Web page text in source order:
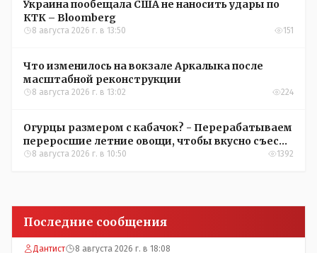
Украина пообещала США не наносить удары по
КТК – Bloomberg
8 августа 2026 г. в 13:50 151
Что изменилось на вокзале Аркалыка после
масштабной реконструкции
8 августа 2026 г. в 13:02 224
Огурцы размером с кабачок? - Перерабатываем
переросшие летние овощи, чтобы вкусно съесть
зимой
8 августа 2026 г. в 10:50 1392
Последние сообщения
Дантист 8 августа 2026 г. в 18:08